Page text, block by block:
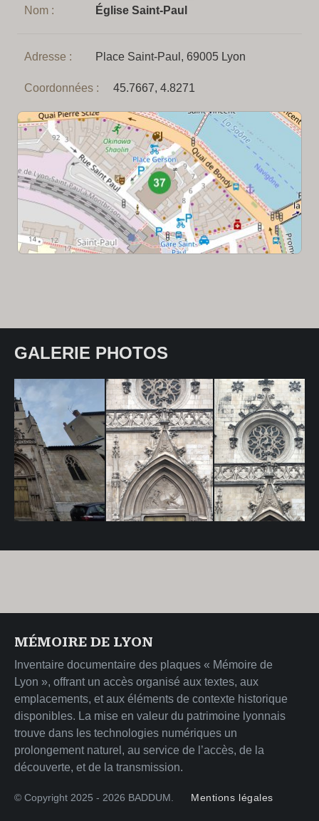
Nom : Église Saint-Paul
Adresse : Place Saint-Paul, 69005 Lyon
Coordonnées : 45.7667, 4.8271
GALERIE PHOTOS
MÉMOIRE DE LYON
Inventaire documentaire des plaques « Mémoire de
Lyon », offrant un accès organisé aux textes, aux
emplacements, et aux éléments de contexte historique
disponibles. La mise en valeur du patrimoine lyonnais
trouve dans les technologies numériques un
prolongement naturel, au service de l’accès, de la
découverte, et de la transmission.
© Copyright 2025 - 2026 BADDUM. Mentions légales